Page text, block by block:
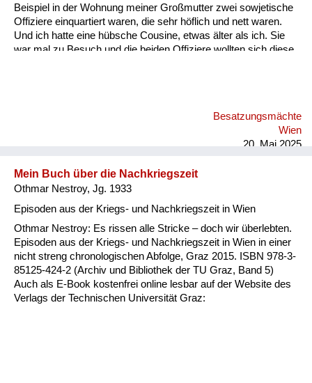
Beispiel in der Wohnung meiner Großmutter zwei sowjetische
Offiziere einquartiert waren, die sehr höflich und nett waren.
Und ich hatte eine hübsche Cousine, etwas älter als ich. Sie
war mal zu Besuch und die beiden Offiziere wollten sich diese
Cousine oder mich Ex getrunken. Und die Reaktion der
Offiziere war überraschend. Sie haben mir Beifall geklatscht.
Besatzungsmächte
Wien
20. Mai 2025
Mein Buch über die Nachkriegszeit
Othmar Nestroy, Jg. 1933
Episoden aus der Kriegs- und Nachkriegszeit in Wien
Othmar Nestroy: Es rissen alle Stricke – doch wir überlebten.
Episoden aus der Kriegs- und Nachkriegszeit in Wien in einer
nicht streng chronologischen Abfolge, Graz 2015. ISBN 978-3-
85125-424-2 (Archiv und Bibliothek der TU Graz, Band 5)
Auch als E-Book kostenfrei online lesbar auf der Website des
Verlags der Technischen Universität Graz: